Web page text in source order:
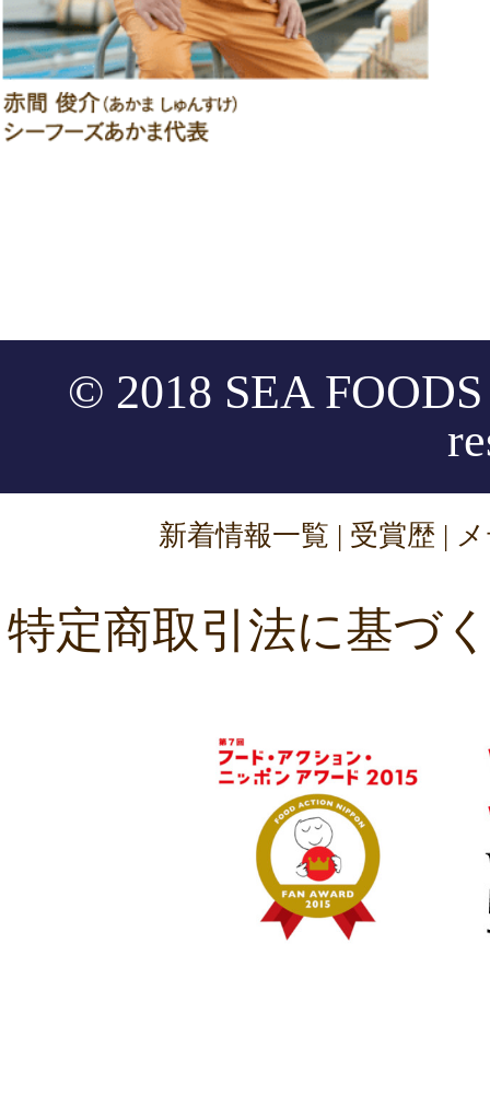
© 2018 SEA
新着情報一覧 | 受賞歴 |
特定商取引法に基づ